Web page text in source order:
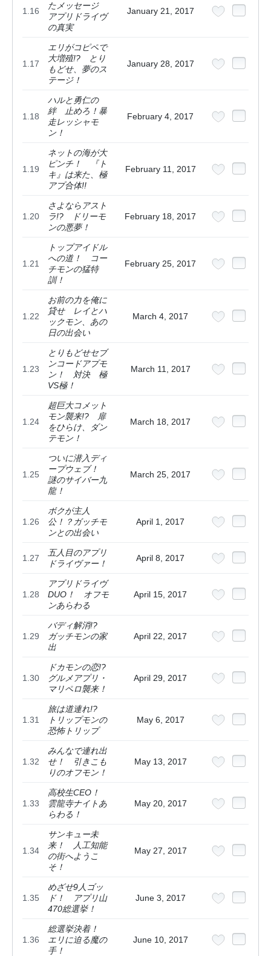
1.16
たメッセージ
アプリドライヴ
の真実
January 21, 2017
1.17
エリがコピペで
大増殖!? とり
もどせ、夢のス
テージ！
January 28, 2017
1.18
ハルと勇仁の
絆 止めろ！暴
走レッシャモ
ン！
February 4, 2017
1.19
ネットの海が大
ピンチ！ 『ト
キ』は来た、極
アプ合体!!
February 11, 2017
1.20
さよならアスト
ラ!? ドリーモ
ンの悪夢！
February 18, 2017
1.21
トップアイドル
への道！ コー
チモンの猛特
訓！
February 25, 2017
1.22
お前の力を俺に
貸せ レイとハ
ックモン、あの
日の出会い
March 4, 2017
1.23
とりもどせセブ
ンコードアプモ
ン！ 対決 極
VS極！
March 11, 2017
1.24
超巨大コメット
モン襲来!? 扉
をひらけ、ダン
テモン！
March 18, 2017
1.25
ついに潜入ディ
ープウェブ！
謎のサイバー九
龍！
March 25, 2017
1.26
ボクが主人
公！？ガッチモ
ンとの出会い
April 1, 2017
1.27
五人目のアプリ
ドライヴァー！
April 8, 2017
1.28
アプリドライヴ
DUO！ オフモ
ンあらわる
April 15, 2017
1.29
バディ解消!?
ガッチモンの家
出
April 22, 2017
1.30
ドカモンの恋!?
グルメアプリ・
マリペロ襲来！
April 29, 2017
1.31
旅は道連れ!?
トリップモンの
恐怖トリップ
May 6, 2017
1.32
みんなで連れ出
せ！ 引きこも
りのオフモン！
May 13, 2017
1.33
高校生CEO！
雲龍寺ナイトあ
らわる！
May 20, 2017
1.34
サンキュー未
来！ 人工知能
の街へようこ
そ！
May 27, 2017
1.35
めざせ9人ゴッ
ド！ アプリ山
470総選挙！
June 3, 2017
1.36
総選挙決着！
エリに迫る魔の
手！
June 10, 2017